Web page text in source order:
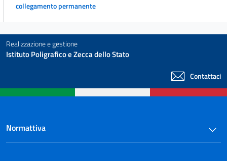
collegamento permanente
Realizzazione e gestione
Istituto Poligrafico e Zecca dello Stato
Contattaci
Normattiva